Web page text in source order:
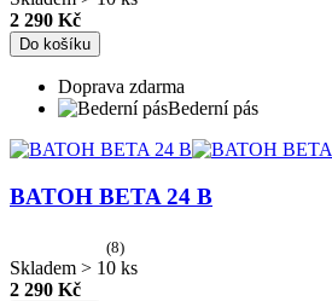
2 290 Kč
Do košíku
Doprava zdarma
Bederní pás
BATOH BETA 24 B
(8)
Skladem > 10 ks
2 290 Kč